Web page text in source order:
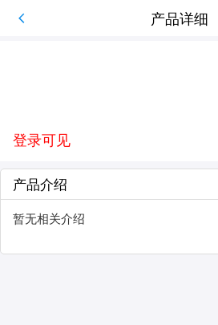
产品详细
登录可见
产品介绍
暂无相关介绍